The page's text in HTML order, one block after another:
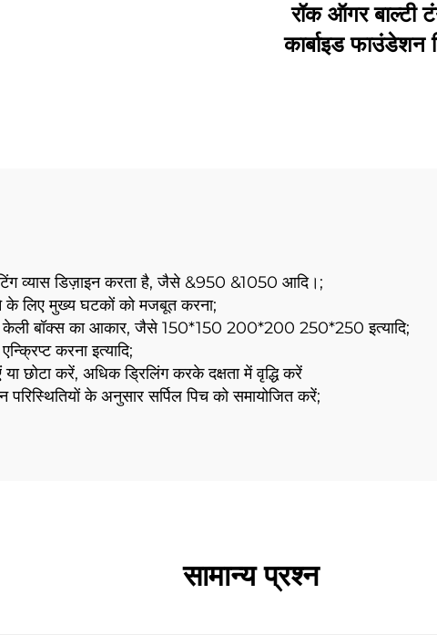
रॉक ऑगर बाल्टी
कार्बाइड फाउंडेशन
व्यास डिज़ाइन करता है, जैसे &950 &1050 आदि।;
के लिए मुख्य घटकों को मजबूत करना;
बॉक्स का आकार, जैसे 150*150 200*200 250*250 इत्यादि;
करना इत्यादि;
छोटा करें, अधिक ड्रिलिंग करके दक्षता में वृद्धि करें
के अनुसार सर्पिल पिच को समायोजित करें;
सामान्य प्रश्न